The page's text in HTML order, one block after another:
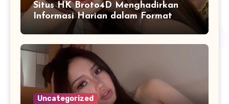
Situs HK Broto4D Menghadirkan
Informasi Harian dalam Format
yang Mudah Dipahami
Uncategorized